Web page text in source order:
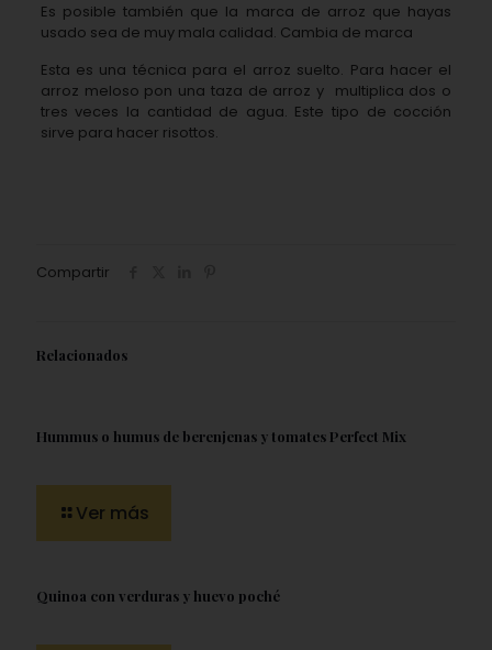
Es posible también que la marca de arroz que hayas
usado sea de muy mala calidad. Cambia de marca
Esta es una técnica para el arroz suelto. Para hacer el
arroz meloso pon una taza de arroz y multiplica dos o
tres veces la cantidad de agua. Este tipo de cocción
sirve para hacer risottos.
Compartir
Relacionados
Hummus o humus de berenjenas y tomates Perfect Mix
Ver más
Quinoa con verduras y huevo poché